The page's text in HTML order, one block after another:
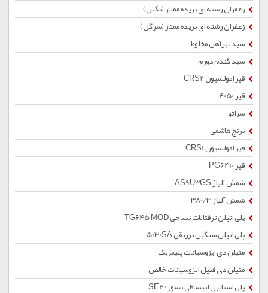
زعفران رشته ای بریده ممتاز (نگین)
زعفران رشته ای بریده ممتاز (سرگل)
سبد تیرآهن مخلوط
سبد گندم دورم
قیر امولسیون CRS2
قیر 4050
سراتو
برنج هاشمی
قیر امولسیون CRS1
قیر PG6410
شمش آلیاژ AS9U3GS
شمش آلیاژ 380/3
پلی اتیلن ترفتالات نساجی TG645 MOD
پلی اتیلن سنگین تزریقی 5030SA
متیلن دی ایزوسیانات پلیمریک
متیلن دی فنیل ایزوسیانات خالص
پلی استایرن انبساطی نسوز SE40